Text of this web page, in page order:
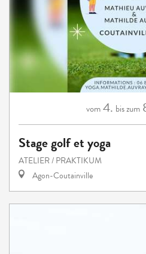
vom4. bis zum
Stage golf et yoga
ATELIER / PRAKTIKUM
Agon-Coutainville